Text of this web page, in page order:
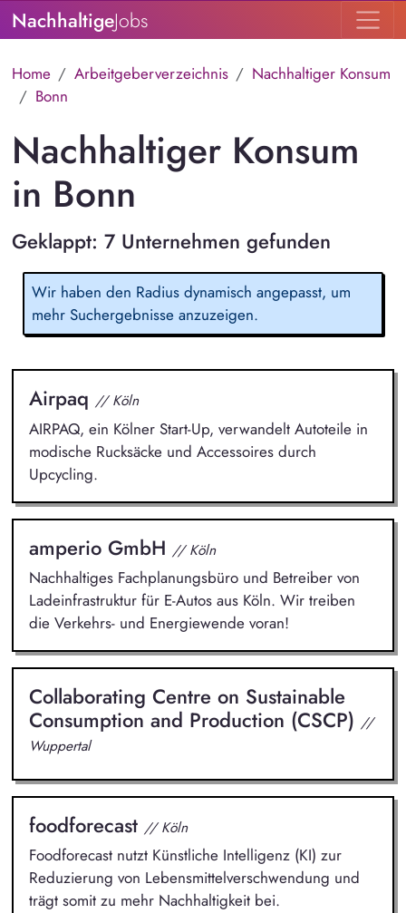
NachhaltigeJobs
Home Arbeitgeberverzeichnis
Nachhaltiger Konsum
Bonn
Nachhaltiger Konsum
in Bonn
Geklappt: 7 Unternehmen gefunden
Wir haben den Radius dynamisch angepasst, um
mehr Suchergebnisse anzuzeigen.
Airpaq // Köln
AIRPAQ, ein Kölner Start-Up, verwandelt Autoteile in
modische Rucksäcke und Accessoires durch
Upcycling.
amperio GmbH // Köln
Nachhaltiges Fachplanungsbüro und Betreiber von
Ladeinfrastruktur für E-Autos aus Köln. Wir treiben
die Verkehrs- und Energiewende voran!
Collaborating Centre on Sustainable
Consumption and Production (CSCP) //
Wuppertal
foodforecast // Köln
Foodforecast nutzt Künstliche Intelligenz (KI) zur
Reduzierung von Lebensmittelverschwendung und
trägt somit zu mehr Nachhaltigkeit bei.